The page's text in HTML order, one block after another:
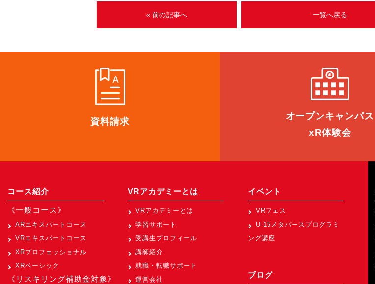
« 前の記事へ 一覧へ戻る
資料請求 オープンキャンパス
xR体験会
コース紹介
《一般コース》
ARエキスパートコース
VRエキスパートコース
XRプロフェッショナル
XRベーシック
《リスキリング補助金対象》
VRアカデミーとは
VRアカデミーとは
学習サポート
受講生プロフィール
講師紹介
就職・転職サポート
運営会社
イベント
VRフェス
U-15メタバースプログラミ
ング講座
ブログ